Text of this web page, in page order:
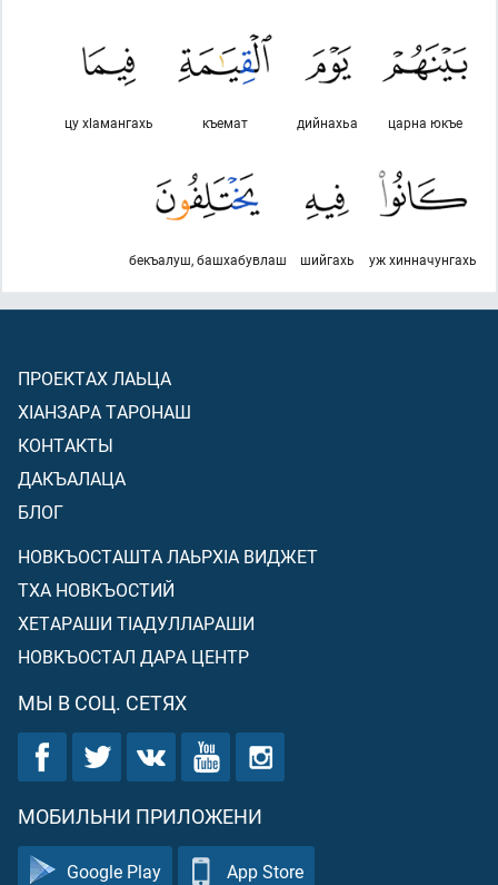
царна юкъе
дийнахьа
къемат
цу хlамангахь
уж хинначунгахь
шийгахь
бекъалуш, башхабувлаш
ПРОЕКТАХ ЛАЬЦА
ХIАНЗАРА ТАРОНАШ
КОНТАКТЫ
ДАКЪАЛАЦА
БЛОГ
НОВКЪОСТАШТА ЛАЬРХIА ВИДЖЕТ
ТХА НОВКЪОСТИЙ
ХЕТАРАШИ ТIАДУЛЛАРАШИ
НОВКЪОСТАЛ ДАРА ЦЕНТР
МЫ В СОЦ. СЕТЯХ
МОБИЛЬНИ ПРИЛОЖЕНИ
Google Play App Store